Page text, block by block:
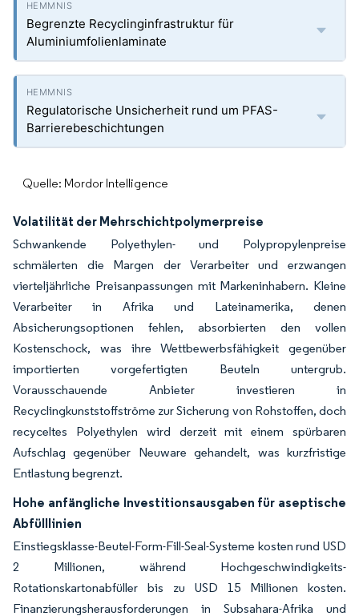
Begrenzte Recyclinginfrastruktur für
Aluminiumfolienlaminate
Regulatorische Unsicherheit rund um PFAS-
Barrierebeschichtungen
Quelle: Mordor Intelligence
Volatilität der Mehrschichtpolymerpreise
Schwankende Polyethylen- und Polypropylenpreise
schmälerten die Margen der Verarbeiter und erzwangen
vierteljährliche Preisanpassungen mit Markeninhabern. Kleine
Verarbeiter in Afrika und Lateinamerika, denen
Absicherungsoptionen fehlen, absorbierten den vollen
Kostenschock, was ihre Wettbewerbsfähigkeit gegenüber
importierten vorgefertigten Beuteln untergrub.
Vorausschauende Anbieter investieren in
Recyclingkunststoffströme zur Sicherung von Rohstoffen, doch
recyceltes Polyethylen wird derzeit mit einem spürbaren
Aufschlag gegenüber Neuware gehandelt, was kurzfristige
Entlastung begrenzt.
Hohe anfängliche Investitionsausgaben für aseptische
Abfülllinien
Einstiegsklasse-Beutel-Form-Fill-Seal-Systeme kosten rund USD
2 Millionen, während Hochgeschwindigkeits-
Rotationskartonabfüller bis zu USD 15 Millionen kosten.
Finanzierungsherausforderungen in Subsahara-Afrika und